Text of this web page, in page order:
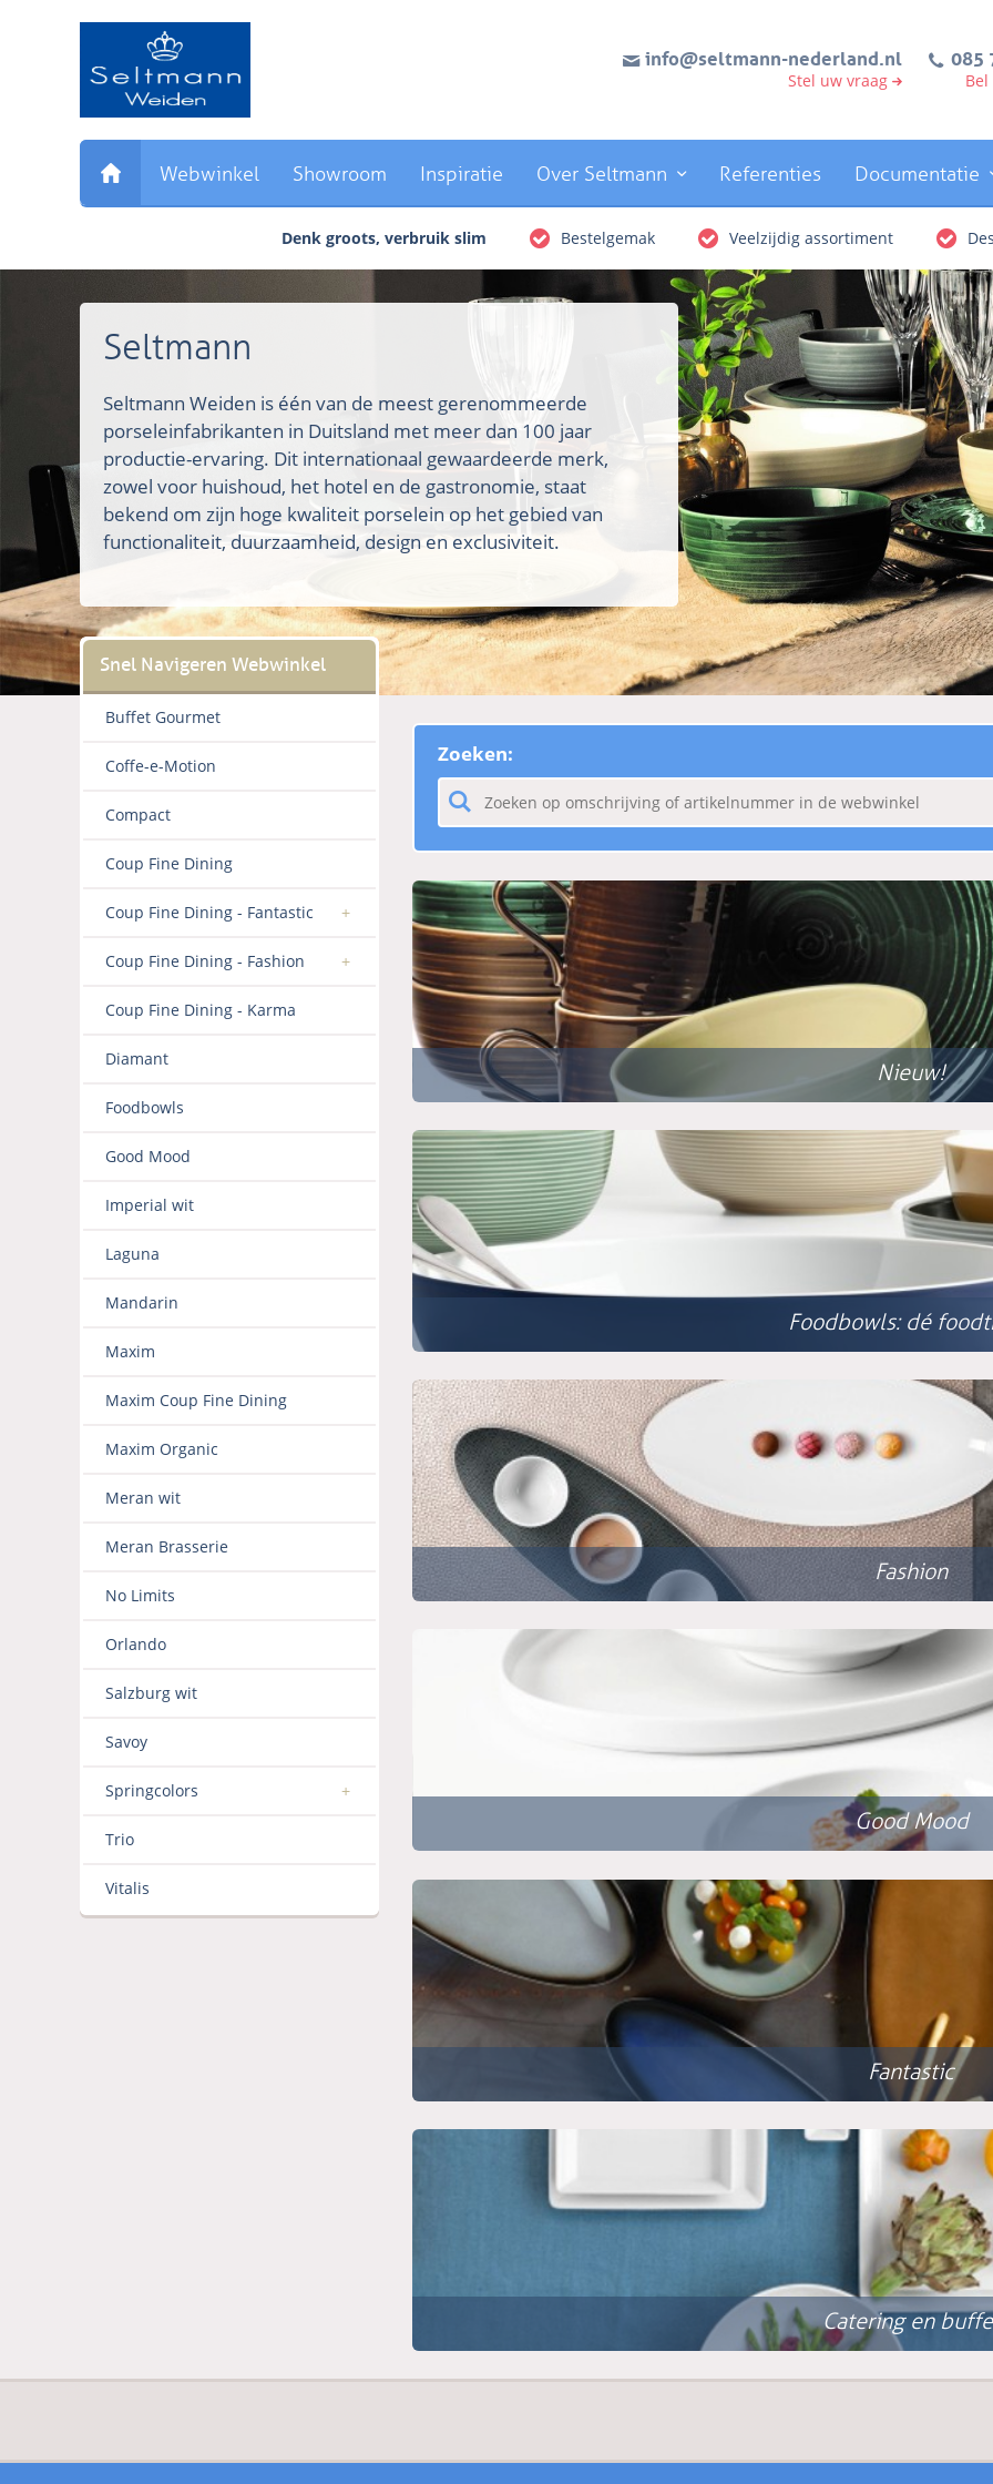
Direct
info@seltmann-nederland.nl
Stel uw vraag
085
Webwinkel Showroom Inspiratie Over Seltmann Referenties Documentatie
Denk groots, verbruik slim Bestelgemak Veelzijdig assortiment
Seltmann
Seltmann Weiden is één van de meest gerenommeerde
porseleinfabrikanten in Duitsland met meer dan 100 jaar
productie-ervaring. Dit internationaal gewaardeerde merk,
zowel voor huishoud, het hotel en de gastronomie, staat
bekend om zijn hoge kwaliteit porselein op het gebied van
functionaliteit, duurzaamheid, design en exclusiviteit.
Buffet Gourmet
Coffe-e-Motion
Compact
Coup Fine Dining
Coup Fine Dining - Fantastic
Coup Fine Dining - Fashion
Coup Fine Dining - Karma
Diamant
Foodbowls
Good Mood
Imperial wit
Laguna
Mandarin
Maxim
Maxim Coup Fine Dining
Maxim Organic
Meran wit
Meran Brasserie
No Limits
Orlando
Salzburg wit
Savoy
Springcolors
Trio
Vitalis
Zoeken:
Nieuw!
Foodbowls: dé
Fashion
Good Mood
Fantastic
Catering en